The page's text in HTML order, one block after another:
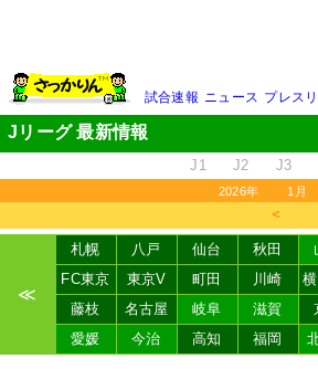
試合速報 ニュース プレス
Jリーグ 最新情報
J1 J2 J3
2026年 1月
＜
≪
札幌 八戸 仙台 秋田
FC東京
東京V 町田 川崎
藤枝
名古屋 岐阜 滋賀
愛媛
今治 高知 福岡